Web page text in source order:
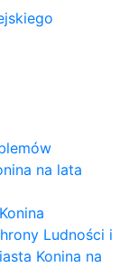
na lata
Ludności i
Konina na